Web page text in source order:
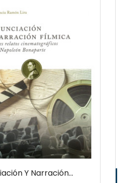
Y Narración...
QUICKVIEW
WISHLIST